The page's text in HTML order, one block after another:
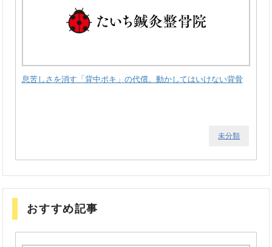
息苦しさを消す「背中ポキ」の代償。動かしてはいけない背骨
未分類
おすすめ記事